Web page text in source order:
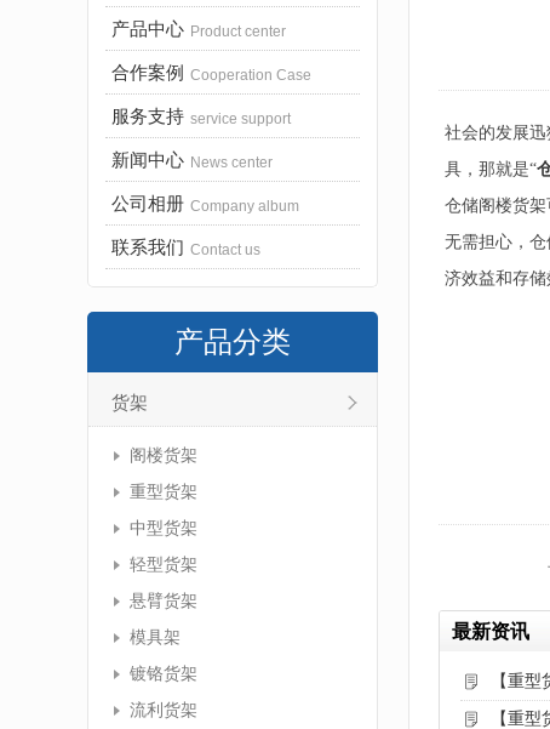
产品中心 Product center
合作案例 Cooperation Case
服务支持 service support
新闻中心 News center
公司相册 Company album
联系我们 Contact us
产品分类
货架
阁楼货架
重型货架
中型货架
轻型货架
悬臂货架
模具架
镀铬货架
流利货架
社会的发展
具，那就是“
仓储阁楼货
无需担心，
济效益和存储
最新资讯
【重
【重